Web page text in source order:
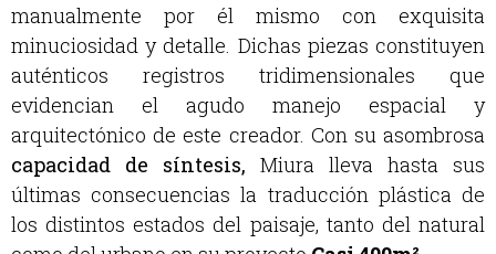
manualmente por él mismo con exquisita
minuciosidad y detalle. Dichas piezas constituyen
auténticos registros tridimensionales que
evidencian el agudo manejo espacial y
arquitectónico de este creador. Con su asombrosa
capacidad de síntesis, Miura lleva hasta sus
últimas consecuencias la traducción plástica de
los distintos estados del paisaje, tanto del natural